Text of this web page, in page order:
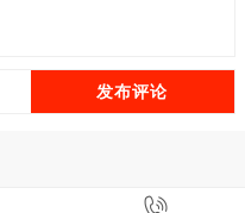
发布评论